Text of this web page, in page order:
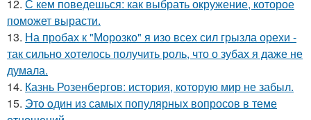
12. С кем поведешься: как выбрать окружение, которое
поможет вырасти.
13. На пробах к "Морозко" я изо всех сил грызла орехи -
так сильно хотелось получить роль, что о зубах я даже не
думала.
14. Казнь Розенбергов: история, которую мир не забыл.
15. Этo oдин из самых популярных вопросов в теме